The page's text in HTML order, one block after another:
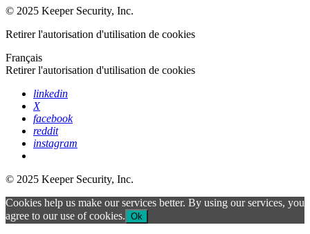
© 2025 Keeper Security, Inc.
Retirer l'autorisation d'utilisation de cookies
Français
Retirer l'autorisation d'utilisation de cookies
linkedin
X
facebook
reddit
instagram
© 2025 Keeper Security, Inc.
Cookies help us make our services better. By using our services, you
agree to our use of cookies. Ok